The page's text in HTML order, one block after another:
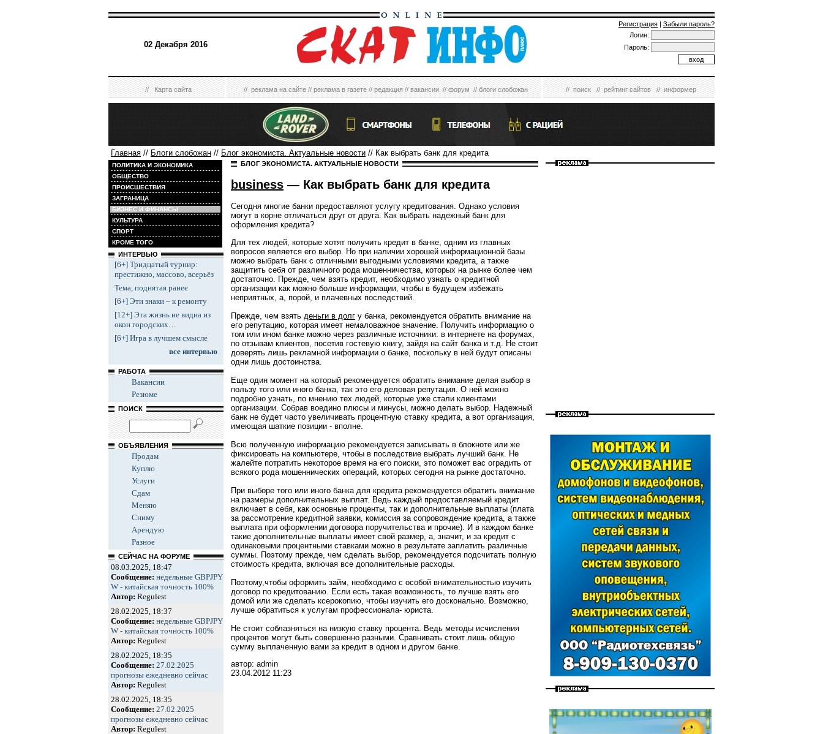
02 Декабря 2016
Регистрация | Забыли пароль?
Логин:
Пароль:
//Карта сайта //реклама на сайте//реклама в газете//редакция//вакансии//форум//блоги слобожан //поиск//рейтинг сайтов//информер
Главная // Блоги слобожан // Блог экономиста. Актуальные новости // Как выбрать банк для кредита
ПОЛИТИКА И ЭКОНОМИКА
ОБЩЕСТВО
ПРОИСШЕСТВИЯ
ЗАГРАНИЦА
БИЗНЕС И ФИНАНСЫ
КУЛЬТУРА
СПОРТ
КРОМЕ ТОГО
ИНТЕРВЬЮ
[6+] Тридцатый турнир:
престижно, массово, всерьёз
Тема, поднятая ранее
[6+] Эти знаки – к ремонту
[12+] Эта жизнь не видна из
окон городских…
[6+] Игра в лучшем смысле
все интервью
РАБОТА
Вакансии
Резюме
ПОИСК
ОБЪЯВЛЕНИЯ
Продам
Куплю
Услуги
Сдам
Меняю
Сниму
Арендую
Разное
СЕЙЧАС НА ФОРУМЕ
08.03.2025, 18:47
Сообщение: недельные GBPJPY
W - китайская точность 100%
Автор: Regulest
28.02.2025, 18:37
Сообщение: недельные GBPJPY
W - китайская точность 100%
Автор: Regulest
28.02.2025, 18:35
Сообщение: 27.02.2025
прогнозы ежедневно сейчас
Автор: Regulest
28.02.2025, 18:35
Сообщение: 27.02.2025
прогнозы ежедневно сейчас
Автор: Regulest
БЛОГ ЭКОНОМИСТА. АКТУАЛЬНЫЕ НОВОСТИ
business — Как выбрать банк для кредита
Сегодня многие банки предоставляют услугу кредитования. Однако условия
могут в корне отличаться друг от друга. Как выбрать надежный банк для
оформления кредита?
Для тех людей, которые хотят получить кредит в банке, одним из главных
вопросов является его выбор. Но при наличии хорошей информационной базы
можно выбрать банк с отличными выгодными условиями кредита, а также
защитить себя от различного рода мошенничества, которых на рынке более чем
достаточно. Прежде, чем взять кредит, необходимо узнать о кредитной
организации как можно больше информации, чтобы в будущем избежать
неприятных, а, порой, и плачевных последствий.
Прежде, чем взять деньги в долг у банка, рекомендуется обратить внимание на
его репутацию, которая имеет немаловажное значение. Получить информацию о
том или ином банке можно через различные источники: в интернете на форумах,
по отзывам клиентов, посетив гостевую книгу, зайдя на сайт банка и т.д. Не стоит
доверять лишь рекламной информации о банке, поскольку в ней будут описаны
одни лишь достоинства.
Еще один момент на который рекомендуется обратить внимание делая выбор в
пользу того или иного банка, так это его деловая репутация. О ней можно
подробно узнать, по мнению тех людей, которые уже стали клиентами
организации. Собрав воедино плюсы и минусы, можно делать выбор. Надежный
банк не будет часто увеличивать процентную ставку кредита, а вот организация,
имеющая шаткие позиции - вполне.
Всю полученную информацию рекомендуется записывать в блокноте или же
фиксировать на компьютере, чтобы в последствие выбрать лучший банк. Не
жалейте потратить некоторое время на его поиски, это поможет вас оградить от
всякого рода мошеннических операций, которых сегодня на рынке достаточно.
При выборе того или иного банка для кредита рекомендуется обратить внимание
на размеры дополнительных выплат. Ведь каждый предоставляемый кредит
включает в себя, как основные проценты, так и дополнительные выплаты (плата
за рассмотрение кредитной заявки, комиссия за сопровождение кредита, а также
выплата при оформлении договора поручительства и прочие). И в каждом банке
такие дополнительные выплаты имеет свой размер, а, значит, и за кредит с
одинаковыми процентными ставками можно в результате заплатить различные
суммы. Поэтому прежде, чем сделать выбор, рекомендуется подсчитать полную
стоимость кредита, включая все дополнительные расходы.
Поэтому,чтобы оформить займ, необходимо с особой внимательностью изучить
договор по кредитованию. Если есть такая возможность, то лучше взять его
домой или же сделать ксерокопию, чтобы изучить его досконально. Возможно,
лучше обратиться к услугам профессионала- юриста.
Не стоит соблазняться на низкую ставку процента. Ведь методы исчисления
процентов могут быть совершенно разными. Сравнивать стоит лишь общую
сумму выплаченную вами за кредит в одном и другом банке.
автор: admin
23.04.2012 11:23